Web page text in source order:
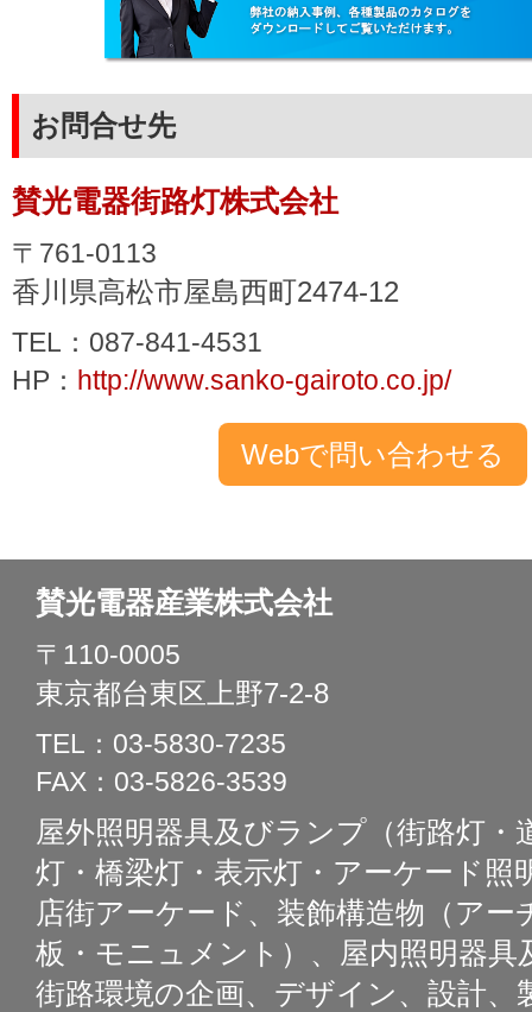
お問合せ先
賛光電器街路灯株式会社
〒761-0113
香川県高松市屋島西町2474-12
TEL：087-841-4531
HP： http://www.sanko-gairoto.co.jp/
賛光電器産業株式会社
〒110-0005
東京都台東区上野7-2-8
TEL：03-5830-7235
FAX：03-5826-3539
屋外照明器具及びランプ（街路灯・
灯・橋梁灯・表示灯・アーケード照
店街アーケード、装飾構造物（アー
板・モニュメント）、屋内照明器具
街路環境の企画、デザイン、設計、